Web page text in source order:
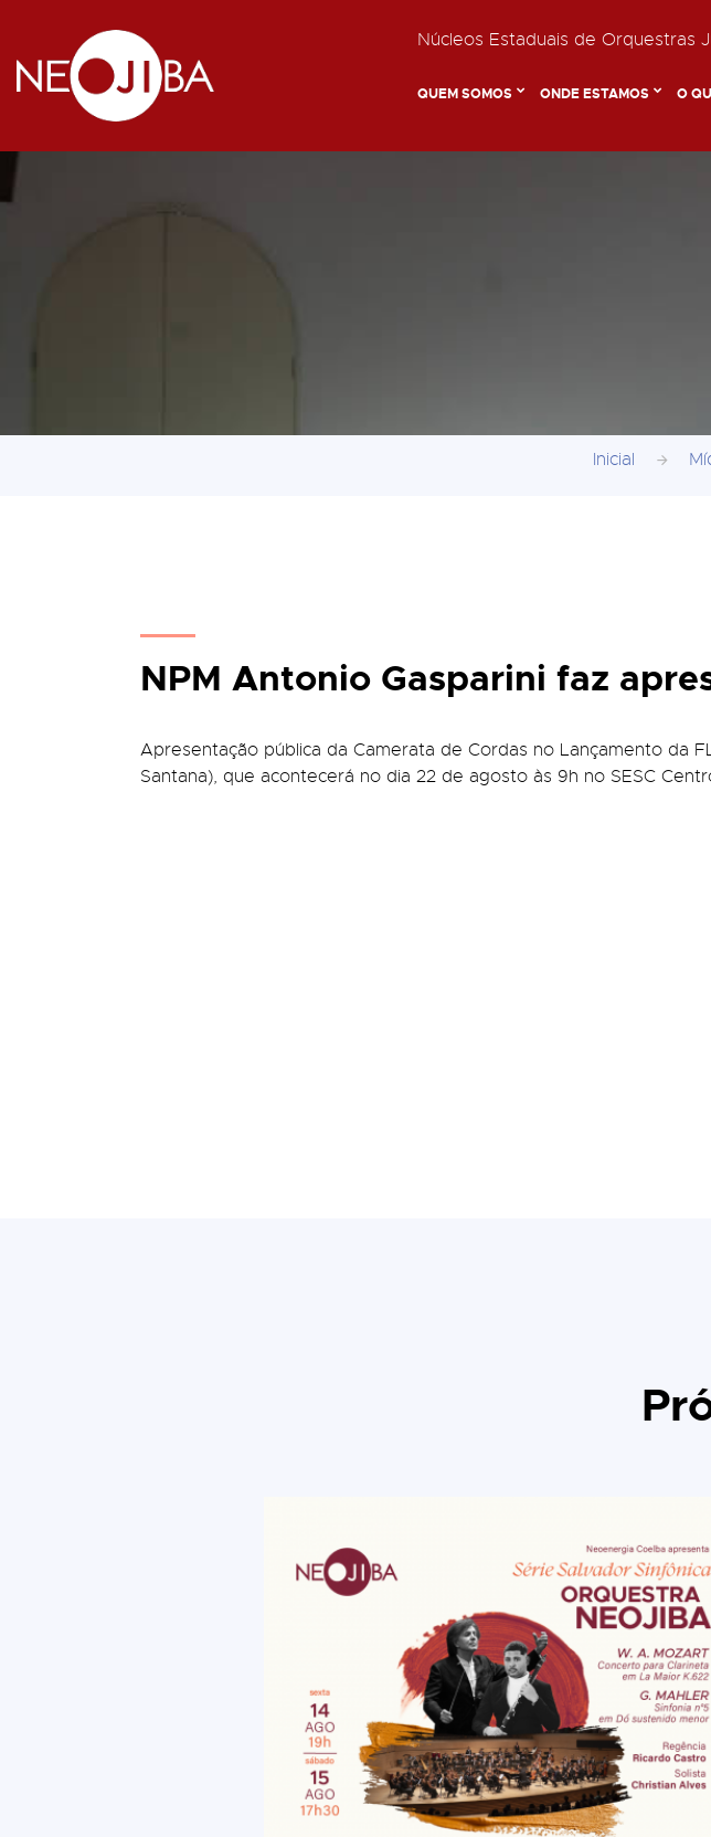
Núcleos Estaduais de Orquestras
QUEM SOMOS ONDE ESTAMOS O
Inicial
NPM Antonio Gasparini faz
Apresentação pública da Camerata de Cordas no Lançamento da
Santana), que acontecerá no dia 22 de agosto às 9h no SESC